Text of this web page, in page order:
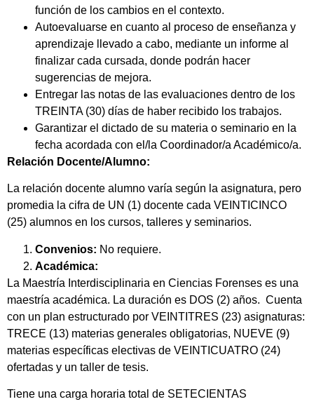
función de los cambios en el contexto.
Autoevaluarse en cuanto al proceso de enseñanza y
aprendizaje llevado a cabo, mediante un informe al
finalizar cada cursada, donde podrán hacer
sugerencias de mejora.
Entregar las notas de las evaluaciones dentro de los
TREINTA (30) días de haber recibido los trabajos.
Garantizar el dictado de su materia o seminario en la
fecha acordada con el/la Coordinador/a Académico/a.
Relación Docente/Alumno:
La relación docente alumno varía según la asignatura, pero
promedia la cifra de UN (1) docente cada VEINTICINCO
(25) alumnos en los cursos, talleres y seminarios.
Convenios: No requiere.
Académica:
La Maestría Interdisciplinaria en Ciencias Forenses es una
maestría académica. La duración es DOS (2) años. Cuenta
con un plan estructurado por VEINTITRES (23) asignaturas:
TRECE (13) materias generales obligatorias, NUEVE (9)
materias específicas electivas de VEINTICUATRO (24)
ofertadas y un taller de tesis.
Tiene una carga horaria total de SETECIENTAS